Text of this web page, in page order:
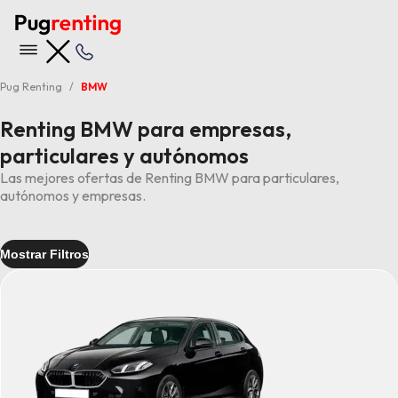
Pug Renting BMW
Renting BMW para empresas,
particulares y autónomos
Las mejores ofertas de Renting BMW para particulares,
autónomos y empresas.
Mostrar Filtros
Entrega